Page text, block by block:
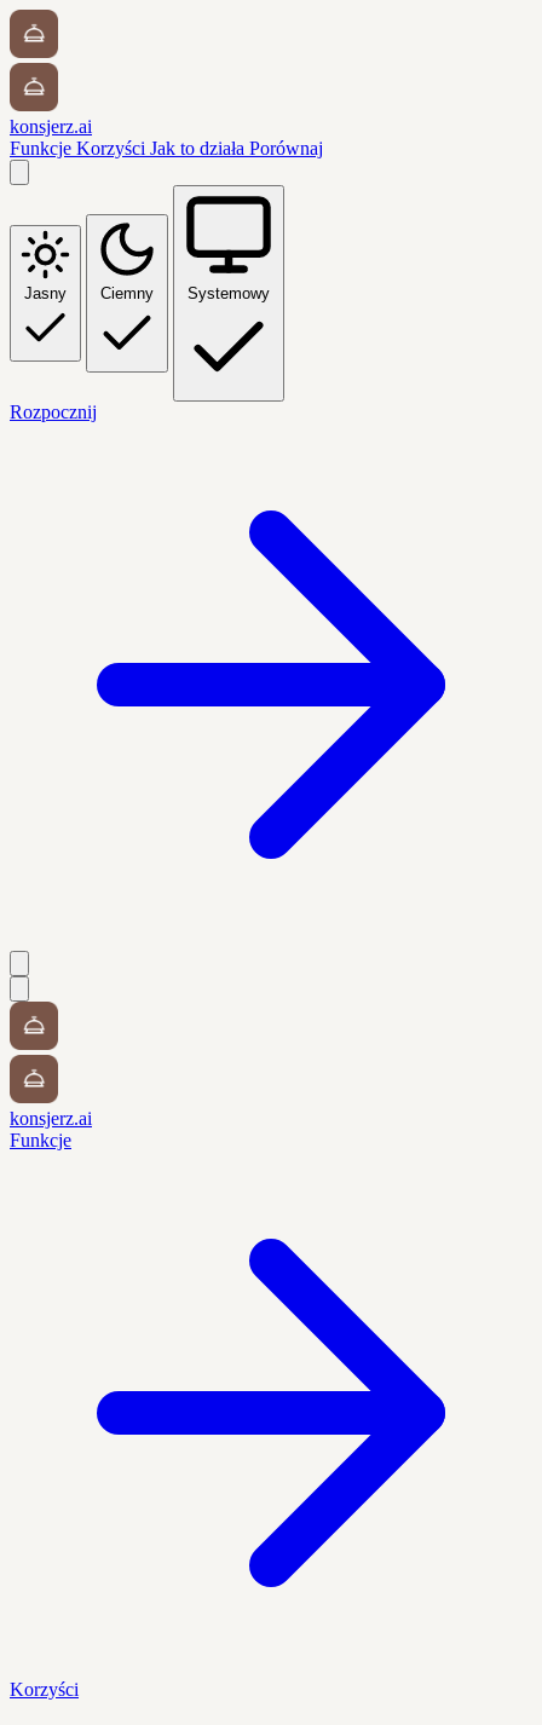
konsjerz.ai
Funkcje Korzyści Jak to działa Porównaj
Jasny Ciemny Systemowy
Rozpocznij
konsjerz.ai
Funkcje
Korzyści